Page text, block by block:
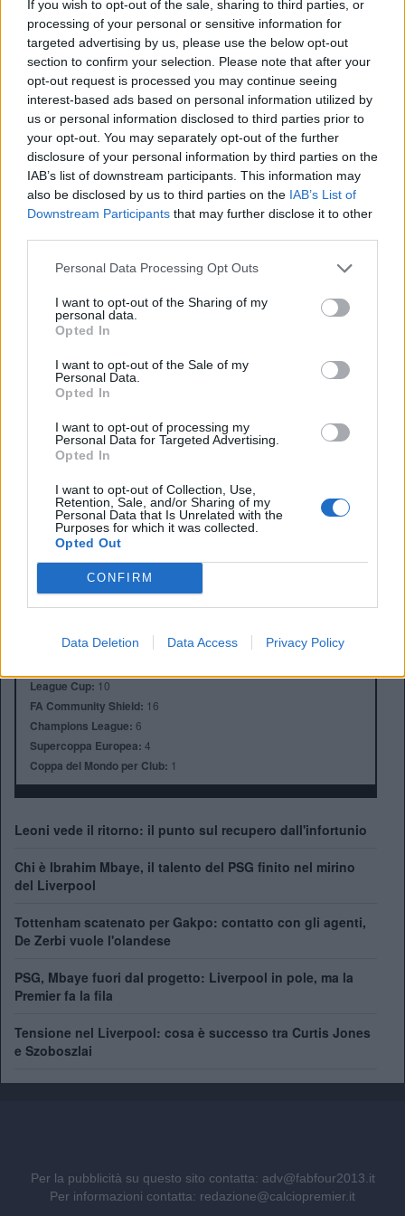
If you wish to opt-out of the sale, sharing to third parties, or
processing of your personal or sensitive information for
targeted advertising by us, please use the below opt-out
section to confirm your selection. Please note that after your
opt-out request is processed you may continue seeing
interest-based ads based on personal information utilized by
us or personal information disclosed to third parties prior to
your opt-out. You may separately opt-out of the further
disclosure of your personal information by third parties on the
IAB’s list of downstream participants. This information may
also be disclosed by us to third parties on the IAB’s List of
Downstream Participants that may further disclose it to other
Personal Data Processing Opt Outs
I want to opt-out of the Sharing of my
personal data.
Opted In
I want to opt-out of the Sale of my
Personal Data.
Opted In
I want to opt-out of processing my
Personal Data for Targeted Advertising.
Opted In
I want to opt-out of Collection, Use,
Retention, Sale, and/or Sharing of my
Personal Data that Is Unrelated with the
Purposes for which it was collected.
Opted Out
CONFIRM
Data Deletion Data Access Privacy Policy
E ora
L’1-4 casalingo incassato dagli olandesi sa di sentenza
sulla stagione del Liverpool. La Champions League fino
ad ora era stata l’unico appiglio, con la bella vittoria sul
Real Madrid. Il nervosismo di Van Dijk era plateale
capitano dei Reds stava già protestando prima della
battuta del corner, cosa che ha continuato a fare anche
dopo il rigore. Dopo pochi minuti si è anche fatto ammonire
per un intervento in ritardo. La riflessione è chiara, se il
sembra allo sbaraglio?
Anno di Fondazione:1892
Stadio:Anfield (45.276)
Presidente:Tom Werner
Manager:Arne Slot
Premier League:19
League Cup: 10
FA Community Shield: 16
Champions League: 6
Supercoppa Europea: 4
Coppa del Mondo per Club: 1
Leoni vede il ritorno: il punto sul recupero dall'infortunio
Chi è Ibrahim Mbaye, il talento del PSG finito nel mirino
del Liverpool
Tottenham scatenato per Gakpo: contatto con gli agenti,
De Zerbi vuole l'olandese
PSG, Mbaye fuori dal progetto: Liverpool in pole, ma la
Premier fa la fila
Tensione nel Liverpool: cosa è successo tra Curtis Jones
e Szoboszlai
Per la pubblicità su questo sito contatta: adv@fabfour2013.it
Per informazioni contatta: redazione@calciopremier.it